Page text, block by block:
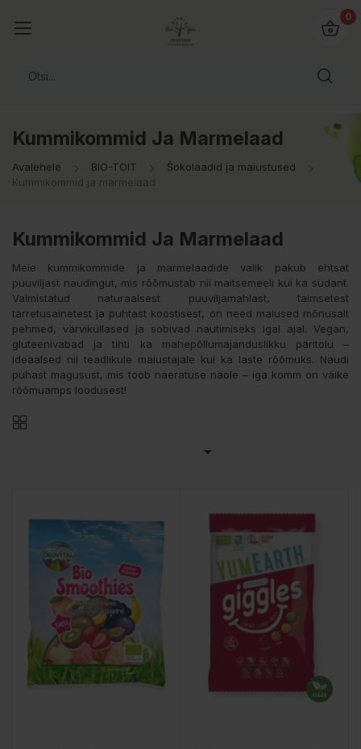
0
Kummikommid Ja Marmelaad
Avalehele BIO-TOIT
Šokolaadid ja maiustused
Kummikommid ja marmelaad
Kummikommid Ja Marmelaad
Meie kummikommide ja marmelaadide valik pakub ehtsat
puuviljast naudingut, mis rõõmustab nii maitsemeeli kui ka südant.
Valmistatud naturaalsest puuviljamahlast, taimsetest
tarretusainetest ja puhtast koostisest, on need maiused mõnusalt
pehmed, värviküllased ja sobivad nautimiseks igal ajal. Vegan,
gluteenivabad ja tihti ka mahepõllumajanduslikku päritolu –
ideaalsed nii teadlikule maiustajale kui ka laste rõõmuks. Naudi
puhast magusust, mis toob naeratuse näole – iga komm on väike
rõõmuamps loodusest!
